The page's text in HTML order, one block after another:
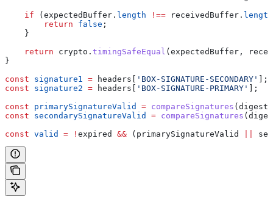
    if
( expectedBuffer . length !== receivedBuffer . length
        return
false ;
    }
    return
crypto . timingSafeEqual ( expectedBuffer ,
}
const signature1 = headers 'BOX-SIGNATURE-SECONDARY'
];
const signature2 = headers 'BOX-SIGNATURE-PRIMARY'
];
const primarySignatureValid = compareSignatures ( digest1
const secondarySignatureValid = compareSignatures (
const valid = ! expired && ( primarySignatureValid